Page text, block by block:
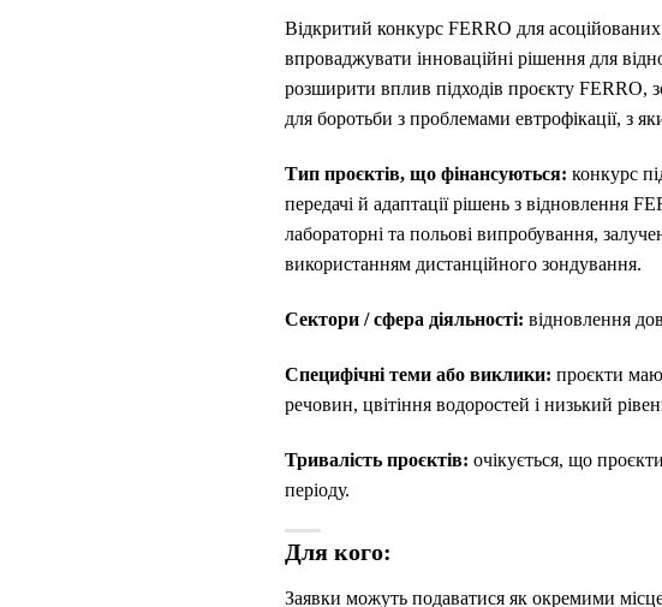
Відкритий конкурс FERRO для асоційованих
впроваджувати інноваційні рішення для
розширити вплив підходів проєкту FERRO,
для боротьби з проблемами евтрофікації, з
Тип проєктів, що фінансуються: конкурс
передачі й адаптації рішень з відновлення
лабораторні та польові випробування,
використанням дистанційного зондування.
Сектори / сфера діяльності: відновлення
Специфічні теми або виклики: проєкти
речовин, цвітіння водоростей і низький
Тривалість проєктів: очікується, що
періоду.
Для кого:
Заявки можуть подаватися як окремими